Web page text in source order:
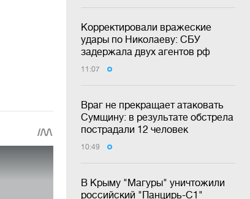
Корректировали вражеские
удары по Николаеву: СБУ
задержала двух агентов рф
11:07
Враг не прекращает атаковать
Сумщину: в результате обстрела
пострадали 12 человек
10:49
В Крыму "Магуры" уничтожили
российский "Панцирь-С1"